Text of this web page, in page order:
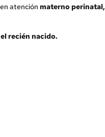
atención materno perinatal,
recién nacido.